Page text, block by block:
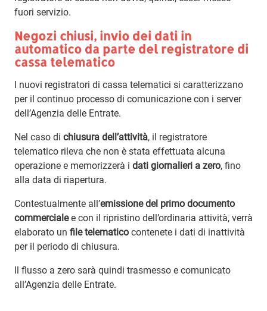
fuori servizio.
Negozi chiusi, invio dei dati in
automatico da parte del registratore di
cassa telematico
I nuovi registratori di cassa telematici si caratterizzano
per il continuo processo di comunicazione con i server
dell’Agenzia delle Entrate.
Nel caso di chiusura dell’attività, il registratore
telematico rileva che non è stata effettuata alcuna
operazione e memorizzerà i dati giornalieri a zero, fino
alla data di riapertura.
Contestualmente all’emissione del primo documento
commercialee con il ripristino dell’ordinaria attività, verrà
elaborato un file telematico contenete i dati di inattività
per il periodo di chiusura.
Il flusso a zero sarà quindi trasmesso e comunicato
all’Agenzia delle Entrate.